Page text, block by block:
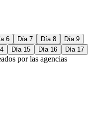
6 Día 7 Día 8
Día 9
Día 15 Día 16 Día 17
por las agencias